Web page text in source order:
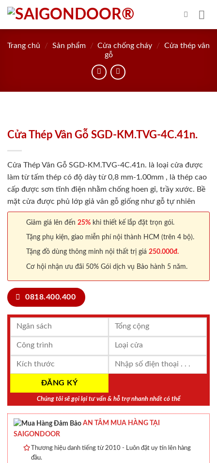
Skip
content
Trang chủ / Sản phẩm / Cửa chống cháy /
Cửa thép vân
gỗ
Cửa Thép Vân Gỗ SGD-KM.TVG-4C.41n.
Cửa Thép Vân Gỗ SGD-KM.TVG-4C.41n. là loại cửa được
làm từ tấm thép có độ dày từ 0,8 mm-1.00mm , là thép cao
cấp được sơn tĩnh điện nhằm chống hoen gỉ, trầy xước. Bề
mặt cửa được phủ lớp giả vân gỗ giống như gỗ tự nhiên
Giảm giá lên đến 25% khi thiết kế lắp đặt trọn gói.
Tặng phụ kiện, giao miễn phí nội thành HCM (trên 4 bộ).
Tặng đồ dùng thông minh nội thất trị giá 250.000đ.
Cơ hội nhận ưu đãi 50% Gói dịch vụ Bảo hành 5 năm.
0818.400.400
Chúng tôi sẽ gọi lại tư vấn & hỗ trợ nhanh nhất có thể
AN TÂM MUA HÀNG TẠI
SAIGONDOOR
Thương hiệu danh tiếng từ 2010 - Luôn đặt uy tín lên hàng
đầu.